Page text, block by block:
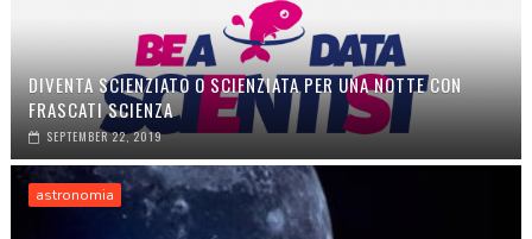
DIVENTA SCIENZIATO O SCIENZIATA PER UNA NOTTE CON
FRASCATI SCIENZA
SEPTEMBER 22, 2019
astronomia